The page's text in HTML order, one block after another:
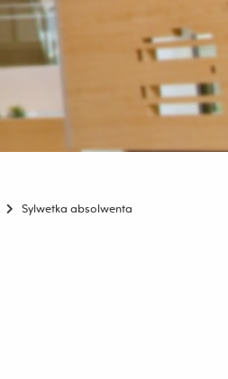
Sylwetka absolwenta